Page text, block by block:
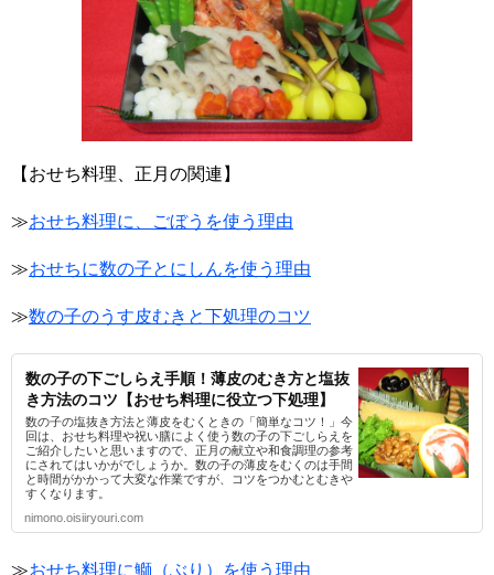
【おせち料理、正月の関連】
≫おせち料理に、ごぼうを使う理由
≫おせちに数の子とにしんを使う理由
≫数の子のうす皮むきと下処理のコツ
数の子の下ごしらえ手順！薄皮のむき方と塩抜
き方法のコツ【おせち料理に役立つ下処理】
数の子の塩抜き方法と薄皮をむくときの「簡単なコツ！」今
回は、おせち料理や祝い膳によく使う数の子の下ごしらえを
ご紹介したいと思いますので、正月の献立や和食調理の参考
にされてはいかがでしょうか。数の子の薄皮をむくのは手間
と時間がかかって大変な作業ですが、コツをつかむとむきや
すくなります。
nimono.oisiiryouri.com
≫おせち料理に鰤（ぶり）を使う理由